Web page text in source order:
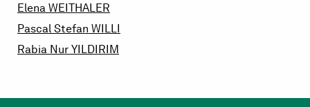
Elena WEITHALER
Pascal Stefan WILLI
Rabia Nur YILDIRIM